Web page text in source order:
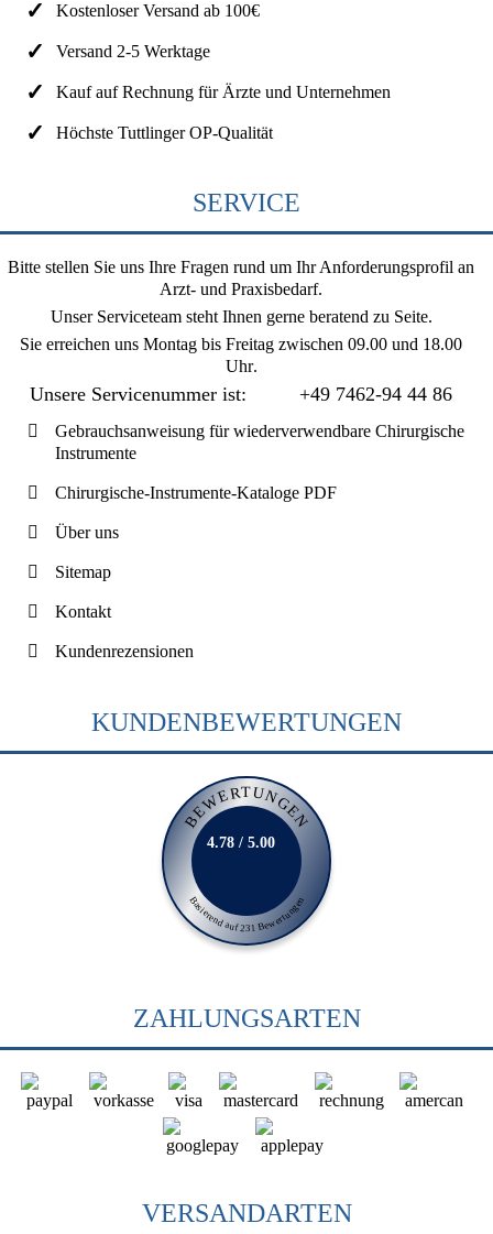
Kostenloser Versand ab 100€
Versand 2-5 Werktage
Kauf auf Rechnung für Ärzte und Unternehmen
Höchste Tuttlinger OP-Qualität
SERVICE
Bitte stellen Sie uns Ihre Fragen rund um Ihr Anforderungsprofil an
Arzt- und Praxisbedarf.
Unser Serviceteam steht Ihnen gerne beratend zu Seite.
Sie erreichen uns Montag bis Freitag zwischen 09.00 und 18.00
Uhr.
Unsere Servicenummer ist: +49 7462-94 44 86
Gebrauchsanweisung für wiederverwendbare Chirurgische
Instrumente
Chirurgische-Instrumente-Kataloge PDF
Über uns
Sitemap
Kontakt
Kundenrezensionen
KUNDENBEWERTUNGEN
BEWERTUNGEN
Basierend auf 231 Bewertungen
4.78 / 5.00
ZAHLUNGSARTEN
VERSANDARTEN